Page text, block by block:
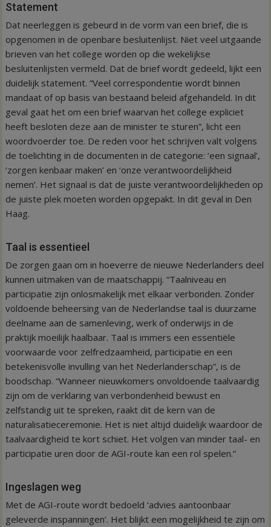
Statement
Dat neerleggen is gebeurd in de vorm van een brief, die is
opgenomen in de openbare besluitenlijst. Niet veel uitgaande
brieven van het college worden op die wekelijkse
besluitenlijsten vermeld. Dat de brief wordt gedeeld, lijkt een
duidelijk statement. “Veel correspondentie wordt binnen
mandaat of op basis van bestaand beleid afgehandeld. In dit
geval gaat het om een brief waarvan het college expliciet
heeft besloten deze aan de minister te sturen”, licht een
woordvoerder toe. De reden voor het schrijven valt volgens
de toelichting in de documenten in de categorie: ‘een signaal’,
‘zorgen kenbaar maken’ en ‘onze verantwoordelijkheid
nemen’. Het signaal is dat de juiste verantwoordelijkheden op
de juiste plek moeten worden opgepakt. In dit geval in Den
Haag.
Taal is essentieel
De zorgen gaan om in hoeverre de nieuwe Nederlanders deel
kunnen uitmaken van de maatschappij. “Taalniveau en
participatie zijn onlosmakelijk met elkaar verbonden. Zonder
voldoende beheersing van de Nederlandse taal is duurzame
deelname aan de samenleving, werk of onderwijs in de
praktijk moeilijk haalbaar. Taal is immers een essentiële
voorwaarde voor zelfredzaamheid, participatie en een
betekenisvolle invulling van het Nederlanderschap”, is de
boodschap. “Wanneer nieuwkomers onvoldoende taalvaardig
zijn om de verklaring van verbondenheid bewust en
zelfstandig uit te spreken, raakt dit de kern van de
naturalisatieceremonie. Het is niet altijd duidelijk waardoor de
taalvaardigheid te kort schiet. Het volgen van minder taal- en
participatie uren door de AGI-route kan een rol spelen.”
Ingeslagen weg
Met de AGI-route wordt bedoeld ‘advies aantoonbaar
geleverde inspanningen’. Het blijkt een mogelijkheid te zijn om